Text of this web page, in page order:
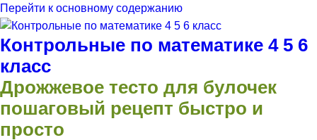
Перейти к основному содержанию
Контрольные по математике 4 5 6
класс
Дрожжевое тесто для булочек
пошаговый рецепт быстро и
просто